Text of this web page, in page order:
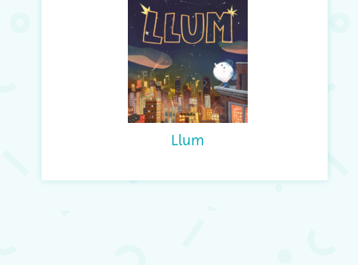
Llum